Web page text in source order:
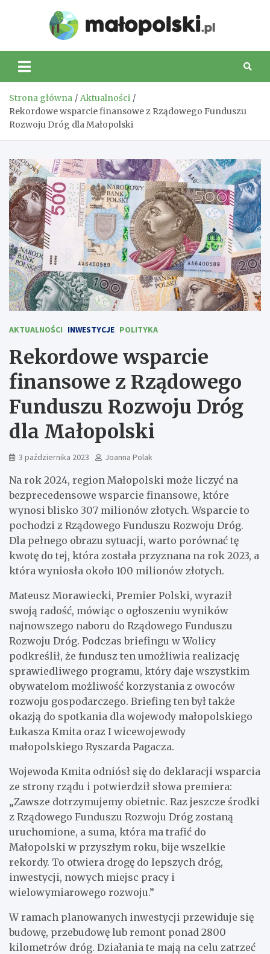
Strona główna
Aktualności
Rekordowe wsparcie finansowe z Rządowego Funduszu
Rozwoju Dróg dla Małopolski
AKTUALNOŚCI INWESTYCJE POLITYKA
Rekordowe wsparcie
finansowe z Rządowego
Funduszu Rozwoju Dróg
dla Małopolski
3 października 2023 Joanna Polak
Na rok 2024, region Małopolski może liczyć na
bezprecedensowe wsparcie finansowe, które
wynosi blisko 307 milionów złotych. Wsparcie to
pochodzi z Rządowego Funduszu Rozwoju Dróg.
Dla pełnego obrazu sytuacji, warto porównać tę
kwotę do tej, która została przyznana na rok 2023, a
która wyniosła około 100 milionów złotych.
Mateusz Morawiecki, Premier Polski, wyraził
swoją radość, mówiąc o ogłoszeniu wyników
najnowszego naboru do Rządowego Funduszu
Rozwoju Dróg. Podczas briefingu w Wolicy
podkreślił, że fundusz ten umożliwia realizację
sprawiedliwego programu, który daje wszystkim
obywatelom możliwość korzystania z owoców
rozwoju gospodarczego. Briefing ten był także
okazją do spotkania dla wojewody małopolskiego
Łukasza Kmita oraz I wicewojewody
małopolskiego Ryszarda Pagacza.
Wojewoda Kmita odniósł się do deklaracji wsparcia
ze strony rządu i potwierdził słowa premiera:
„Zawsze dotrzymujemy obietnic. Raz jeszcze środki
z Rządowego Funduszu Rozwoju Dróg zostaną
uruchomione, a suma, która ma trafić do
Małopolski w przyszłym roku, bije wszelkie
rekordy. To otwiera drogę do lepszych dróg,
inwestycji, nowych miejsc pracy i
wielowymiarowego rozwoju.”
W ramach planowanych inwestycji przewiduje się
budowę, przebudowę lub remont ponad 2800
kilometrów dróg. Działania te mają na celu zatrzeć